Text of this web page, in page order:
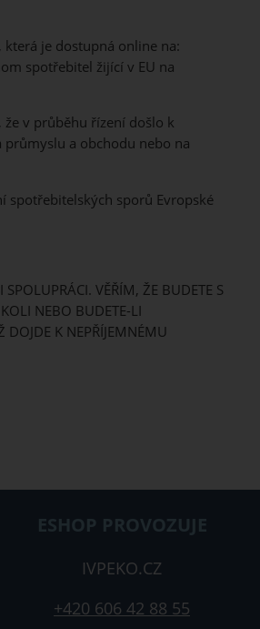
je dostupná online na:
spotřebitel žijící v EU na
v průběhu řízení došlo k
a obchodu nebo na
sporů Evropské
VĚŘÍM, ŽE BUDETE S
NEBO BUDETE-LI
K NEPŘÍJEMNÉMU
ESHOP PROVOZUJE
IVPEKO.CZ
+420 606 42 88 55